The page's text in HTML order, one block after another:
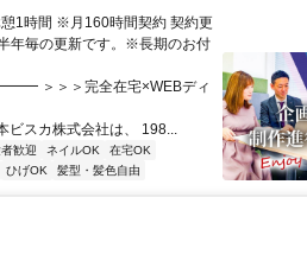
1時間 ※月160時間契約 契約更
年毎の更新です。※長期のお付
＞完全在宅×WEBディ
株式会社は、 198...
歓迎 ネイルOK
在宅OK
ひげOK 髪型・髪色自由